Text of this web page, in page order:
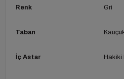
Renk Gri
Taban
İç Astar Hakiki